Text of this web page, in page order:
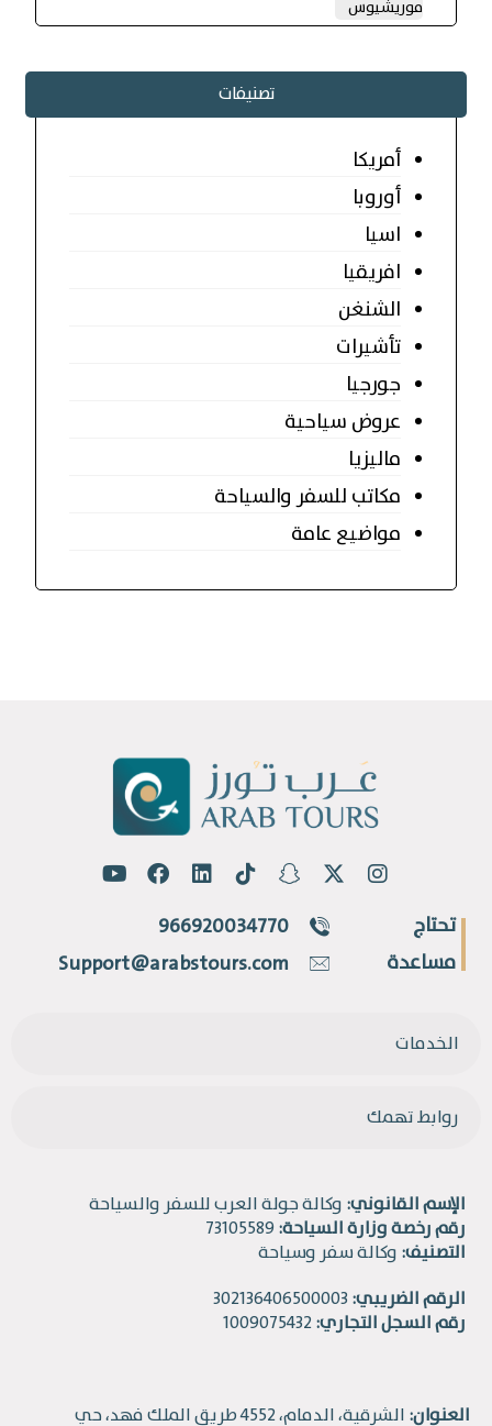
تصنيفات
أمريكا
أوروبا
اسيا
افريقيا
الشنغن
تأشيرات
جورجيا
عروض سياحية
ماليزيا
مكاتب للسفر والسياحة
مواضيع عامة
تحتاج
مساعدة
966920034770
Support@arabstours.com
الخدمات
روابط تهمك
الإسم القانوني: وكالة جولة العرب للسفر والسياحة
رقم رخصة وزارة السياحة:
التصنيف: وكالة سفر وسياحة
الرقم الضريبي:
رقم السجل التجاري:
العنوان: الشرقية، الدمام، 4552 طريق الملك فهد، حي